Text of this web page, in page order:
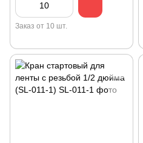
Заказ от 10 шт.